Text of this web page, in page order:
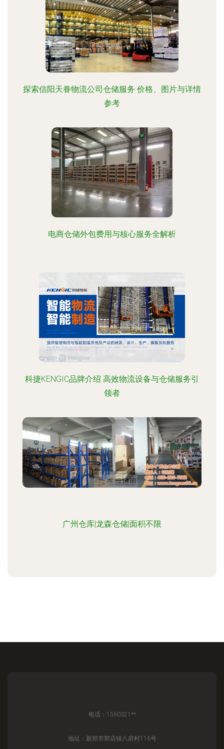
探索信阳天眷物流公司仓储服务 价格、图片与详情
参考
电商仓储外包费用与核心服务全解析
科捷KENGIC品牌介绍 高效物流设备与仓储服务引
领者
广州仓库|龙森仓储|面积不限
电话：1560321**
地址：新郑市郭店镇八府村116号